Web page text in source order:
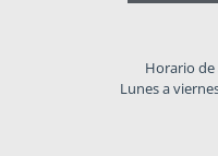
Horario
Lunes a